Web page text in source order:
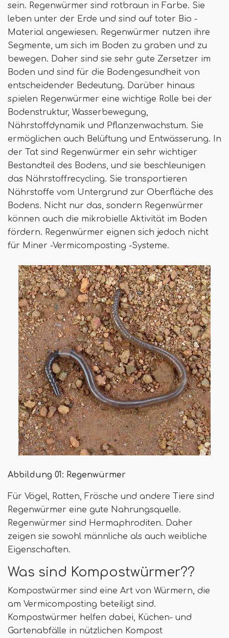
sein. Regenwürmer sind rotbraun in Farbe. Sie
leben unter der Erde und sind auf toter Bio -
Material angewiesen. Regenwürmer nutzen ihre
Segmente, um sich im Boden zu graben und zu
bewegen. Daher sind sie sehr gute Zersetzer im
Boden und sind für die Bodengesundheit von
entscheidender Bedeutung. Darüber hinaus
spielen Regenwürmer eine wichtige Rolle bei der
Bodenstruktur, Wasserbewegung,
Nährstoffdynamik und Pflanzenwachstum. Sie
ermöglichen auch Belüftung und Entwässerung. In
der Tat sind Regenwürmer ein sehr wichtiger
Bestandteil des Bodens, und sie beschleunigen
das Nährstoffrecycling. Sie transportieren
Nährstoffe vom Untergrund zur Oberfläche des
Bodens. Nicht nur das, sondern Regenwürmer
können auch die mikrobielle Aktivität im Boden
fördern. Regenwürmer eignen sich jedoch nicht
für Miner -Vermicomposting -Systeme.
Abbildung 01: Regenwürmer
Für Vögel, Ratten, Frösche und andere Tiere sind
Regenwürmer eine gute Nahrungsquelle.
Regenwürmer sind Hermaphroditen. Daher
zeigen sie sowohl männliche als auch weibliche
Eigenschaften.
Was sind Kompostwürmer??
Kompostwürmer sind eine Art von Würmern, die
am Vermicomposting beteiligt sind.
Kompostwürmer helfen dabei, Küchen- und
Gartenabfälle in nützlichen Kompost